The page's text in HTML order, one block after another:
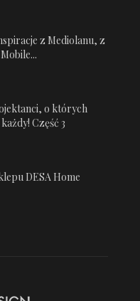
z Mediolanu, z
o których
Część 3
DESA Home